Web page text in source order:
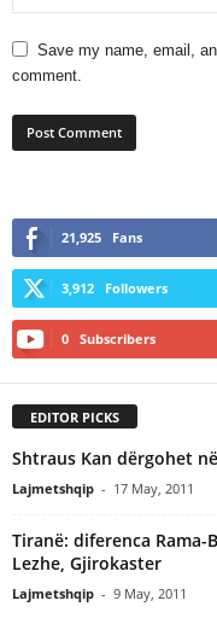
Save my name, email,
comment.
21,925 Fans
3,912 Followers
0 Subscribers
EDITOR PICKS
Shtraus Kan dërgohet
Lajmetshqip - 17 May, 2011
Tiranë: diferenca Rama-
Lezhe, Gjirokaster
Lajmetshqip - 9 May, 2011